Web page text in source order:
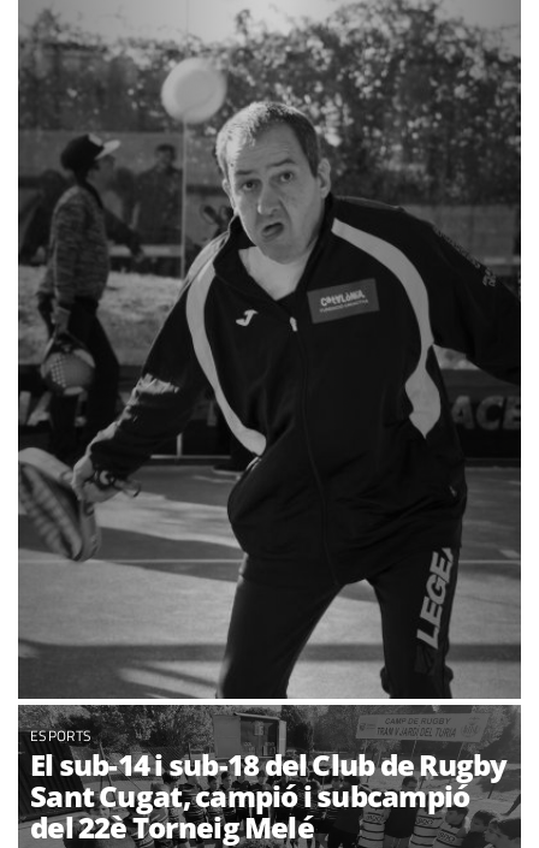
ESPORTS
El sub-14 i sub-18 del Club de Rugby
Sant Cugat, campió i subcampió
del 22è Torneig Melé